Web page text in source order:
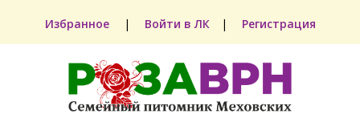
Избранное | Войти в ЛК | Регистрация